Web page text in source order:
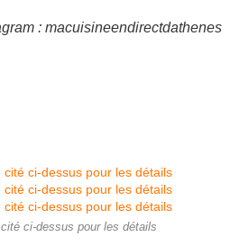
: macuisineendirectdathenes
ci-dessus pour les détails